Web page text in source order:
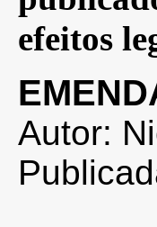
efeitos
Autor: